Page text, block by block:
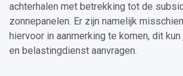
achterhalen met betrekking tot de
zonnepanelen. Er zijn namelijk
hiervoor in aanmerking te komen, dit
en belastingdienst aanvragen.